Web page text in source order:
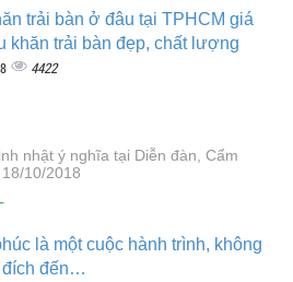
trải bàn ở đâu tại TPHCM giá
khăn trải bàn đẹp, chất lượng
4422
nhật ý nghĩa tại Diễn đàn, Cẩm
10/2018
là một cuộc hành trình, không
đích đến…